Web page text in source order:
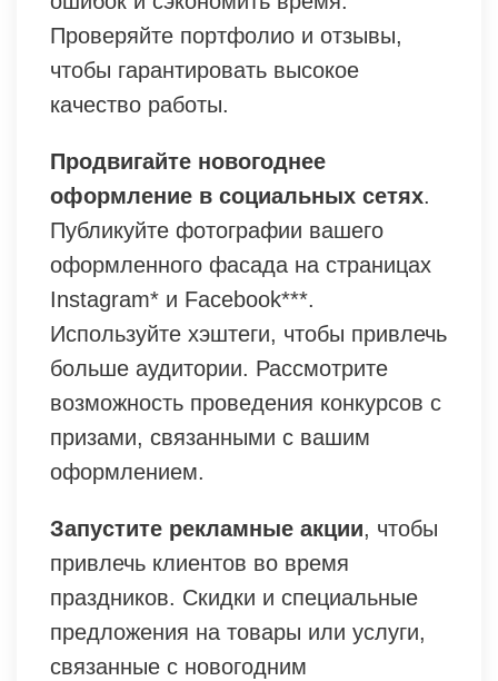
Проверяйте портфолио и отзывы,
чтобы гарантировать высокое
качество работы.
Продвигайте новогоднее
оформление в социальных сетях.
Публикуйте фотографии вашего
оформленного фасада на страницах
Instagram* и Facebook***.
Используйте хэштеги, чтобы привлечь
больше аудитории. Рассмотрите
возможность проведения конкурсов с
призами, связанными с вашим
оформлением.
Запустите рекламные акции, чтобы
привлечь клиентов во время
праздников. Скидки и специальные
предложения на товары или услуги,
связанные с новогодним